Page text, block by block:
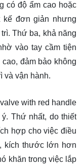
có độ ẩm cao hoặc
kế đơn giản nhưng
Thứ ba, khả năng
vào tay cầm tiện
đảm bảo không
và vận hành.
with red handle
Thứ nhất, do thiết
hợp cho việc điều
kích thước lớn hơn
khăn trong việc lắp